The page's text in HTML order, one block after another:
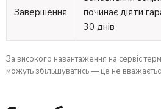
Завершення
починає діяти
30 днів
За високого навантаження на сервіс
можуть збільшуватись — це не